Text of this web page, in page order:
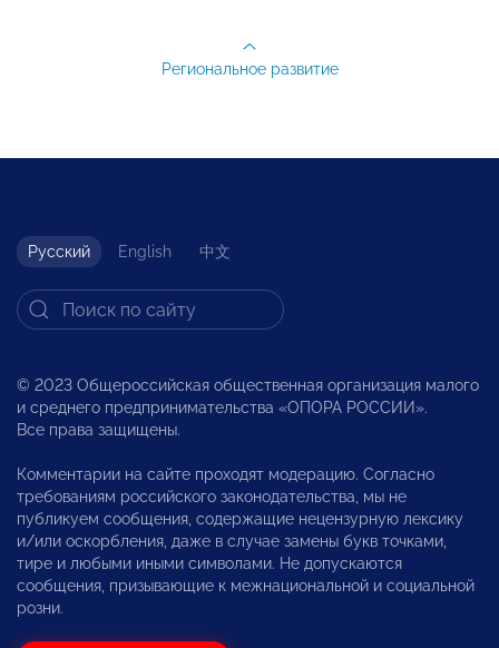
Региональное развитие
Русский English 中文
© 2023 Общероссийская общественная организация малого
и среднего предпринимательства «ОПОРА РОССИИ».
Все права защищены.
Комментарии на сайте проходят модерацию. Согласно
требованиям российского законодательства, мы не
публикуем сообщения, содержащие нецензурную лексику
и/или оскорбления, даже в случае замены букв точками,
тире и любыми иными символами. Не допускаются
сообщения, призывающие к межнациональной и социальной
розни.